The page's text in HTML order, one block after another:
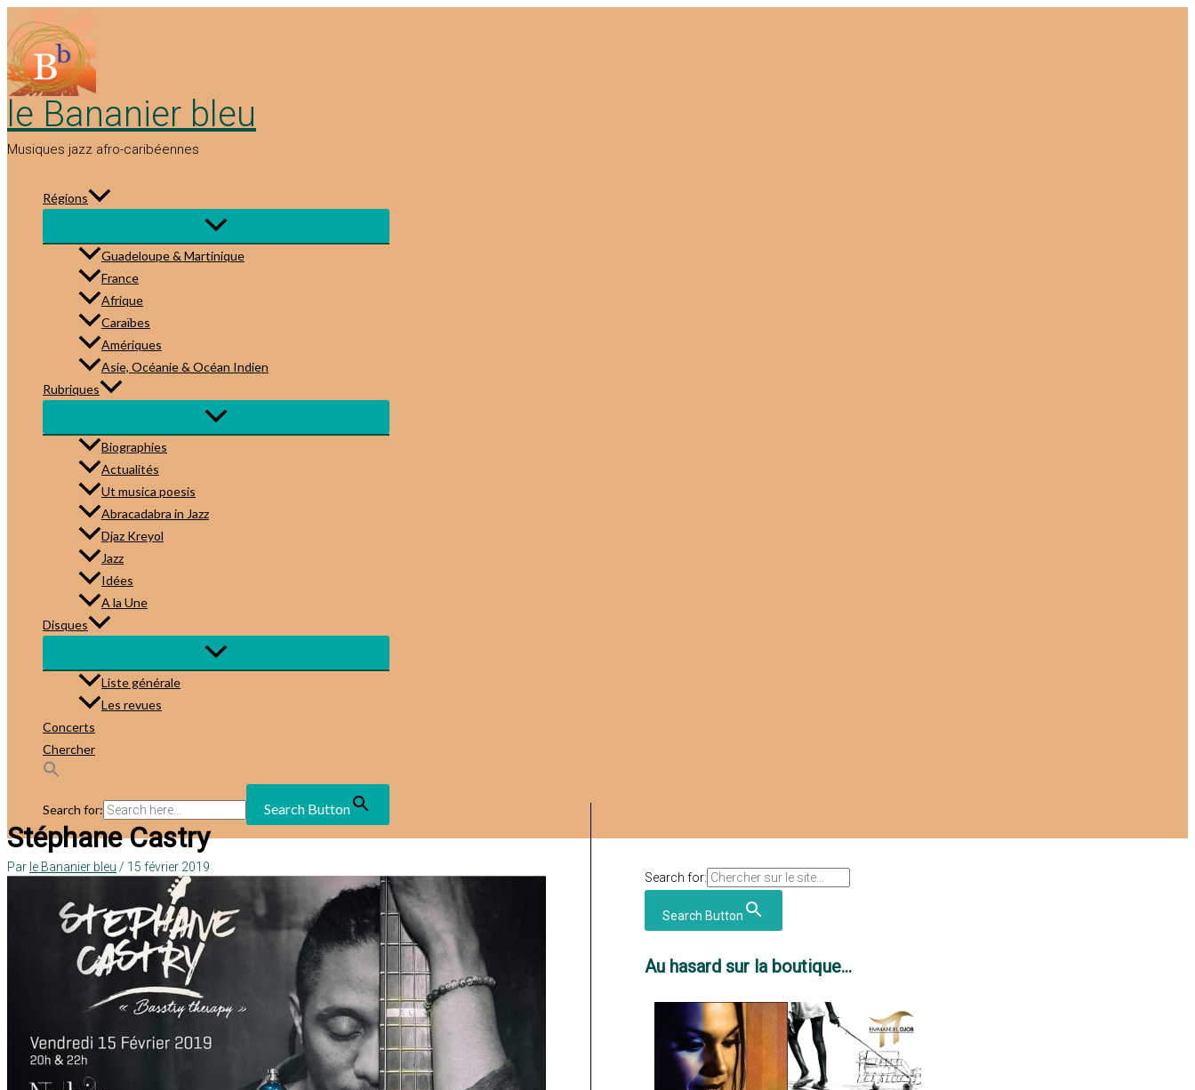
au
contenu
le Bananier bleu
Musiques jazz afro-caribéennes
Régions
Guadeloupe & Martinique
France
Afrique
Caraïbes
Amériques
Asie, Océanie & Océan Indien
Rubriques
Biographies
Actualités
Ut musica poesis
Abracadabra in Jazz
Djaz Kreyol
Jazz
Idées
A la Une
Disques
Liste générale
Les revues
Concerts
Chercher
Search for: Search Button
Stéphane Castry
Par le Bananier bleu / 15 février 2019
Search for:
Search Button
Au hasard sur la boutique...